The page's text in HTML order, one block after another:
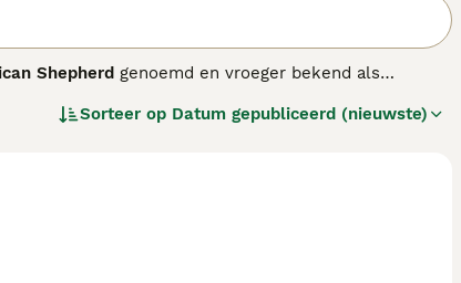
Shepherd genoemd en vroeger bekend als
te krijgen. Ondanks zijn formaat is het een
gewicht van ongeveer 9 tot 14 kg. De toegestane
verhaart flink, doorgaans twee keer per jaar, en
aan zijn gezin hecht, maar door zijn werklust
ervaren eigenaar die tijd steekt in socialisatie
Sorteer op Datum gepubliceerd (nieuwste)